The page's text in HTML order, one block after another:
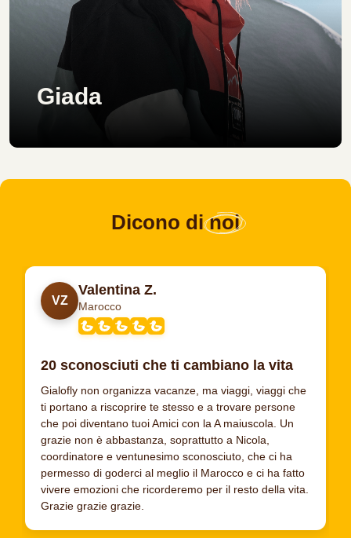
Giada
Dicono dinoi
VZ
Valentina Z.
Marocco
20 sconosciuti che ti cambiano la vita
Gialofly non organizza vacanze, ma viaggi, viaggi che
ti portano a riscoprire te stesso e a trovare persone
che poi diventano tuoi Amici con la A maiuscola. Un
grazie non è abbastanza, soprattutto a Nicola,
coordinatore e ventunesimo sconosciuto, che ci ha
permesso di goderci al meglio il Marocco e ci ha fatto
vivere emozioni che ricorderemo per il resto della vita.
Grazie grazie grazie.